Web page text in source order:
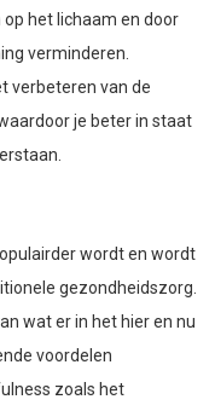
het lichaam en door
verminderen.
verbeteren van de
je beter in staat
wordt en wordt
gezondheidszorg.
wat er in het hier en nu
voordelen
zoals het